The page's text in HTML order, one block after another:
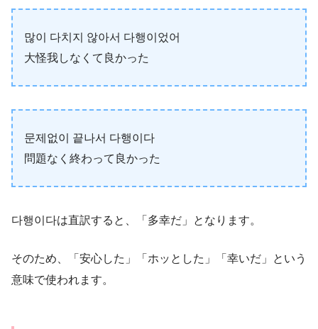
많이 다치지 않아서 다행이었어
大怪我しなくて良かった
문제없이 끝나서 다행이다
問題なく終わって良かった
다행이다は直訳すると、「多幸だ」となります。
そのため、「安心した」「ホッとした」「幸いだ」という
意味で使われます。